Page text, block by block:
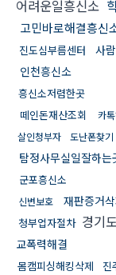
어려운일흥신소
고민바로해결흥신
진도심부름센터 사
인천흥신소
흥신소저렴한곳
떼인돈재산조회
카
살인청부자 도난폰찾기
탐정사무실일잘하는
군포흥신소
신변보호 재판증거
청부업자절차 경기
교폭력해결
몸캠피싱해킹삭제 진